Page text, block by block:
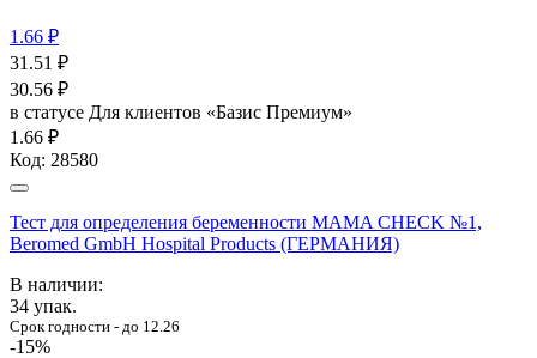
1.66 ₽
31.51 ₽
30.56 ₽
в статусе Для клиентов «Базис Премиум»
1.66 ₽
Код: 28580
Тест для определения беременности MAMA CHECK №1,
Beromed GmbH Hospital Products (ГЕРМАНИЯ)
В наличии:
34 упак.
Срок годности - до 12.26
-15%